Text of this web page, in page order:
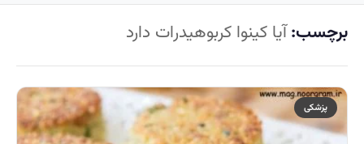
برچسب:آیا کینوا کربوهیدرات دارد
پزشکی